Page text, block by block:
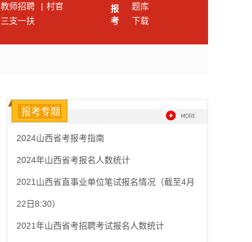
教师招聘 | 村官
三支一扶
报
考
题库
下载
报考专题
2024山西省考报考指南
2024年山西省考报名人数统计
2021山西省直事业单位笔试报名情况（截至4月
22日8:30）
2021年山西省考招聘考试报名人数统计